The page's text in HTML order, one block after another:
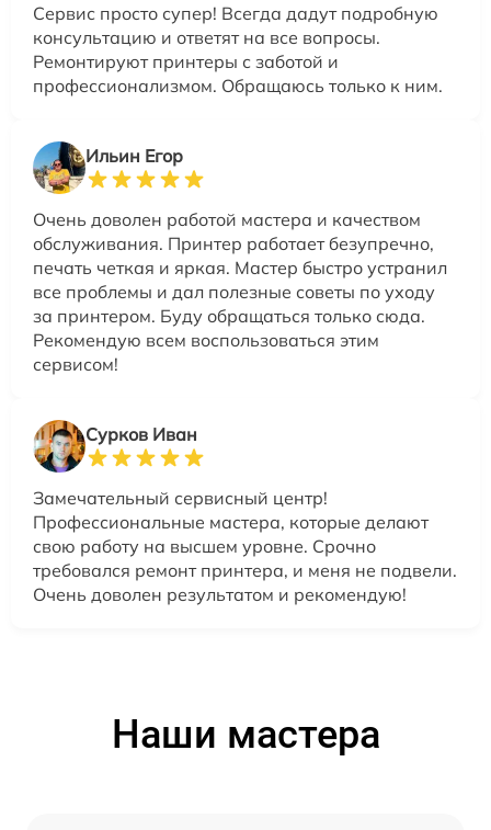
Сервис просто супер! Всегда дадут подробную
консультацию и ответят на все вопросы.
Ремонтируют принтеры с заботой и
профессионализмом. Обращаюсь только к ним.
Ильин Егор
Очень доволен работой мастера и качеством
обслуживания. Принтер работает безупречно,
печать четкая и яркая. Мастер быстро устранил
все проблемы и дал полезные советы по уходу
за принтером. Буду обращаться только сюда.
Рекомендую всем воспользоваться этим
сервисом!
Сурков Иван
Замечательный сервисный центр!
Профессиональные мастера, которые делают
свою работу на высшем уровне. Срочно
требовался ремонт принтера, и меня не подвели.
Очень доволен результатом и рекомендую!
Наши мастера